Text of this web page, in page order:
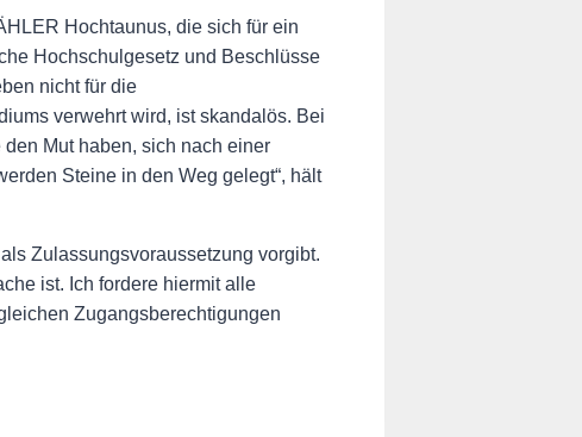
Hochtaunus, die sich für ein
Hochschulgesetz und Beschlüsse
nicht für die
verwehrt wird, ist skandalös. Bei
Mut haben, sich nach einer
Steine in den Weg gelegt“, hält
Zulassungsvoraussetzung vorgibt.
ist. Ich fordere hiermit alle
Zugangsberechtigungen